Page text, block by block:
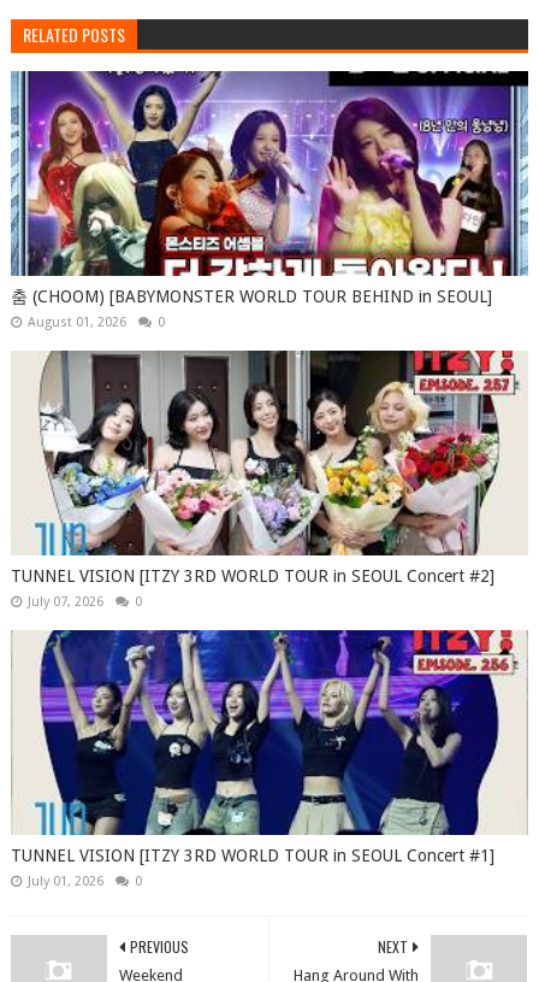
RELATED POSTS
춤 (CHOOM) [BABYMONSTER WORLD TOUR BEHIND in SEOUL]
August 01, 2026 0
TUNNEL VISION [ITZY 3RD WORLD TOUR in SEOUL Concert #2]
July 07, 2026 0
TUNNEL VISION [ITZY 3RD WORLD TOUR in SEOUL Concert #1]
July 01, 2026 0
NEXT
Hang Around With
PREVIOUS
Weekend